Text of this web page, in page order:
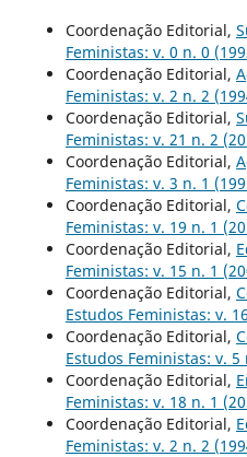
Coordenação Editorial,
Feministas: v. 0 n. 0
Coordenação Editorial,
Feministas: v. 2 n. 2
Coordenação Editorial,
Feministas: v. 21 n. 2
Coordenação Editorial,
Feministas: v. 3 n. 1
Coordenação Editorial,
Feministas: v. 19 n. 1
Coordenação Editorial,
Feministas: v. 15 n. 1
Coordenação Editorial,
Estudos Feministas: v.
Coordenação Editorial,
Estudos Feministas: v. 5
Coordenação Editorial,
Feministas: v. 18 n. 1
Coordenação Editorial,
Feministas: v. 2 n. 2